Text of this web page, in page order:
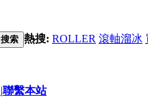
搜索 熱搜: ROLLER 滾軸溜冰
|聯繫本站